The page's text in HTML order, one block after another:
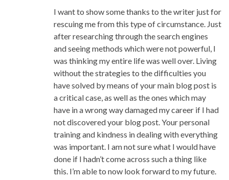
I want to show some thanks to the writer just for
rescuing me from this type of circumstance. Just
after researching through the search engines
and seeing methods which were not powerful, I
was thinking my entire life was well over. Living
without the strategies to the difficulties you
have solved by means of your main blog post is
a critical case, as well as the ones which may
have in a wrong way damaged my career if I had
not discovered your blog post. Your personal
training and kindness in dealing with everything
was important. I am not sure what I would have
done if I hadn’t come across such a thing like
this. I’m able to now look forward to my future.